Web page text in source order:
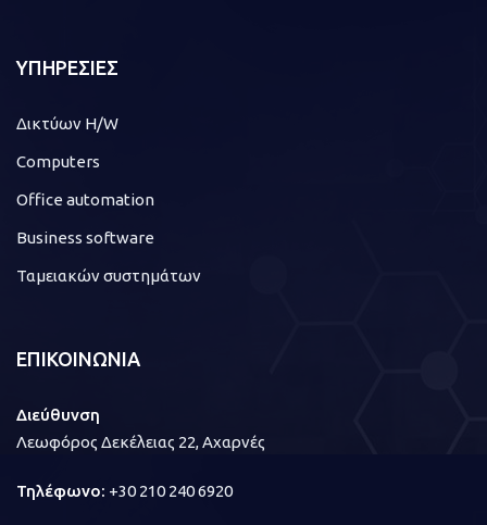
ΥΠΗΡΕΣΙΕΣ
Δικτύων H/W
Computers
Office automation
Business software
Ταμειακών συστημάτων
ΕΠΙΚΟΙΝΩΝΙΑ
Διεύθυνση
Λεωφόρος Δεκέλειας 22, Αχαρνές
Τηλέφωνο: +30 210 240 6920